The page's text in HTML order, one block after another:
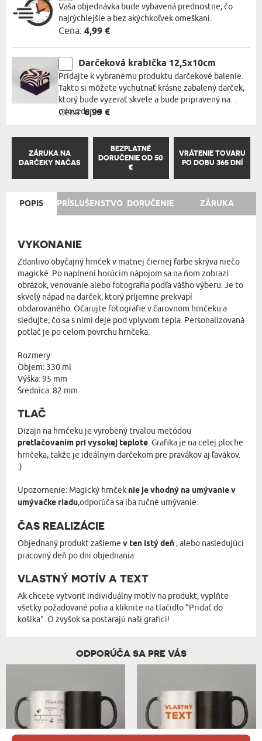
Vaša objednávka bude vybavená prednostne, čo
najrýchlejšie a bez akýchkoľvek omeškaní.
Cena: 4,99 €
Darčeková krabička 12,5x10cm
Pridajte k vybranému produktu darčekové balenie.
Takto si môžete vychutnať krásne zabalený darček,
ktorý bude vyzerať skvele a bude pripravený na
odovzdanie.
Cena:6,99 €
ZÁRUKA NA
DARČEKY NAČAS
BEZPLATNÉ
DORUČENIE OD 50
€
VRÁTENIE TOVARU
PO DOBU 365 DNÍ
POPIS PRÍSLUŠENSTVO DORUČENIE ZÁRUKA
VYKONANIE
Zdanlivo obyčajný hrnček v matnej čiernej farbe skrýva niečo
magické. Po naplnení horúcim nápojom sa na ňom zobrazí
obrázok, venovanie alebo fotografia podľa vášho výberu. Je to
skvelý nápad na darček, ktorý príjemne prekvapí
obdarovaného. Očarujte fotografie v čarovnom hrnčeku a
sledujte, čo sa s nimi deje pod vplyvom tepla. Personalizovaná
potlač je po celom povrchu hrnčeka.
Rozmery:
Objem: 330 ml
Výška: 95 mm
Średnica: 82 mm
TLAČ
Dizajn na hrnčeku je vyrobený trvalou metódou
pretlačovaním pri vysokej teplote. Grafika je na celej ploche
hrnčeka, takže je ideálnym darčekom pre pravákov aj ľavákov.
:)
Upozornenie: Magický hrnček nie je vhodný na umývanie v
umývačke riadu,odporúča sa iba ručné umývanie.
ČAS REALIZÁCIE
Objednaný produkt zašleme v ten istý deň , alebo nasledujúci
pracovný deň po dni objednania
VLASTNÝ MOTÍV A TEXT
Ak chcete vytvoriť individuálny motív na produkt, vyplňte
všetky požadované polia a kliknite na tlačidlo "Pridať do
košíka". O zvyšok sa postarajú naši grafici!
ODPORÚČA SA PRE VÁS